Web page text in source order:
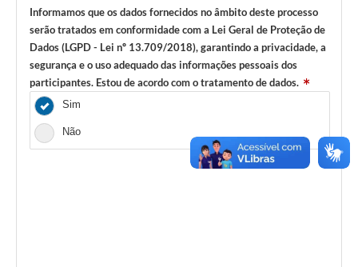
Informamos que os dados fornecidos no âmbito deste processo
serão tratados em conformidade com a Lei Geral de Proteção de
Dados (LGPD - Lei nº 13.709/2018), garantindo a privacidade, a
segurança e o uso adequado das informações pessoais dos
participantes. Estou de acordo com o tratamento de dados.
Sim
Não